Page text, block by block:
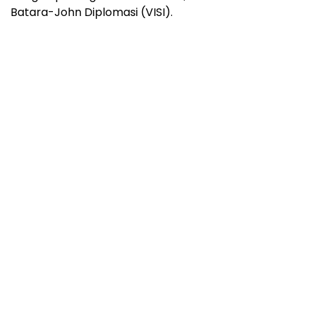
Batara-John Diplomasi (VISI).